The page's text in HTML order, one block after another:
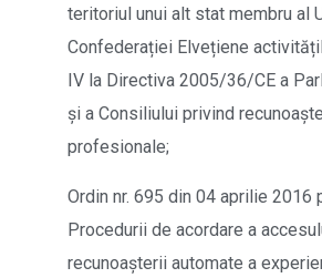
teritoriul unui alt stat membru al
Confederației Elvețiene
IV la Directiva 2005/36/CE a
şi a Consiliului privind
profesionale;
Ordin nr. 695 din 04 aprilie 2016
Procedurii de acordare a
recunoașterii automate a